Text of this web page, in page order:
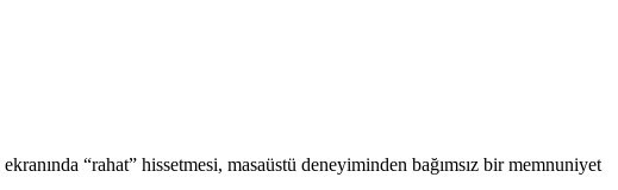
“rahat” hissetmesi, masaüstü deneyiminden bağımsız bir memnuniyet